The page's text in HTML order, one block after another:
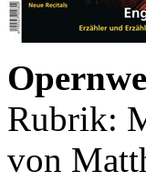
Rubrik:
von